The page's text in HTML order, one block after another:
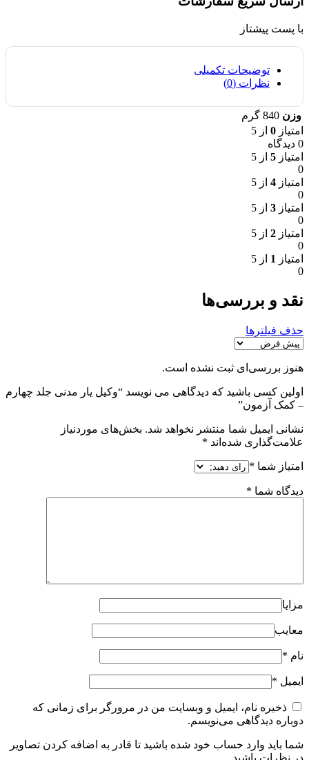
با پست پیشتاز
توضیحات تکمیلی
نظرات (0)
وزن 840 گرم
امتیاز 0 از 5
0 دیدگاه
امتیاز 5 از 5
0
امتیاز 4 از 5
0
امتیاز 3 از 5
0
امتیاز 2 از 5
0
امتیاز 1 از 5
0
نقد و بررسی‌ها
حذف فیلترها
هنوز بررسی‌ای ثبت نشده است.
اولین کسی باشید که دیدگاهی می نویسد “وکیل یار مدنی جلد چهارم
– کمک آزمون”
نشانی ایمیل شما منتشر نخواهد شد. بخش‌های موردنیاز
علامت‌گذاری شده‌اند *
امتیاز شما *
دیدگاه شما *
مزایا
معایب
نام *
ایمیل *
ذخیره نام، ایمیل و وبسایت من در مرورگر برای زمانی که
دوباره دیدگاهی می‌نویسم.
شما باید وارد حساب خود شده باشید تا قادر به اضافه کردن تصاویر